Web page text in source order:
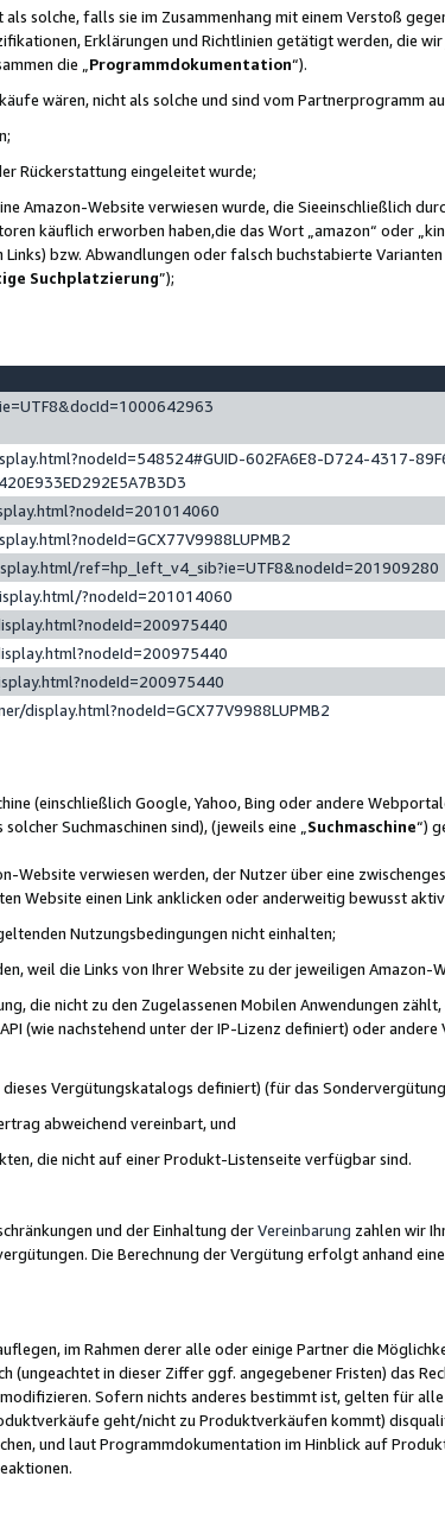
solche, falls sie im Zusammenhang mit einem Verstoß
Erklärungen und Richtlinien getätigt werden, die
die „ Programmdokumentation“).
wären, nicht als solche und sind vom Partnerprogramm
Rückerstattung eingeleitet wurde;
Amazon-Website verwiesen wurde, die Sieeinschließlich
käuflich erworben haben,die das Wort „amazon“ oder
bzw. Abwandlungen oder falsch buchstabierte
Suchplatzierung”);
602FA6E8-D724-4317-
ref=hp_left_v4_sib?ie=UTF8&nodeId=201909280
?nodeId=201014060
display.html?nodeId=GCX77V9988LUPMB2
(einschließlich Google, Yahoo, Bing oder andere
Suchmaschinen sind), (jeweils eine „ Suchmaschine“)
Website verwiesen werden, der Nutzer über eine
Website einen Link anklicken oder anderweitig bewusst aktiv
Nutzungsbedingungen nicht einhalten;
weil die Links von Ihrer Website zu der jeweiligen Amazon-
die nicht zu den Zugelassenen Mobilen Anwendungen
(wie nachstehend unter der IP-Lizenz definiert) oder
Vergütungskatalogs definiert) (für das
abweichend vereinbart, und
die nicht auf einer Produkt-Listenseite verfügbar sind.
und der Einhaltung derVereinbarung zahlen wir
Die Berechnung der Vergütung erfolgt anhand
im Rahmen derer alle oder einige Partner die
(ungeachtet in dieser Ziffer ggf. angegebener Fristen) das
Sofern nichts anderes bestimmt ist, gelten für
geht/nicht zu Produktverkäufen kommt)
und laut Programmdokumentation im Hinblick auf